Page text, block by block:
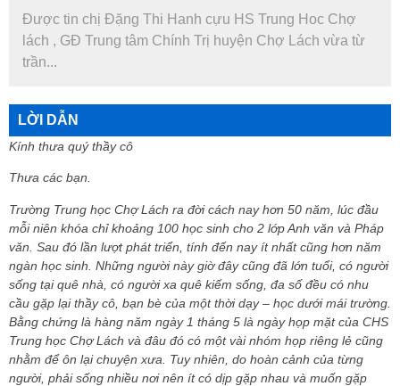
Được tin chị Đặng Thi Hanh cựu HS Trung Hoc Chợ
lách , GĐ Trung tâm Chính Trị huyện Chợ Lách vừa từ
trần...
LỜI DẪN
Kính thưa quý thầy cô
Thưa các bạn.
Trường Trung học Chợ Lách ra đời cách nay hơn 50 năm, lúc đầu
mỗi niên khóa chỉ khoảng 100 học sinh cho 2 lớp Anh văn và Pháp
văn. Sau đó lần lượt phát triển, tính đến nay ít nhất cũng hơn năm
ngàn học sinh. Những người này giờ đây cũng đã lớn tuổi, có người
sống tại quê nhà, có người xa quê kiếm sống, đa số đều có nhu
cầu gặp lại thầy cô, bạn bè của một thời dạy – học dưới mái trường.
Bằng chứng là hàng năm ngày 1 tháng 5 là ngày họp mặt của CHS
Trung học Chợ Lách và đâu đó có một vài nhóm họp riêng lẻ cũng
nhằm để ôn lại chuyện xưa. Tuy nhiên, do hoàn cảnh của từng
người, phải sống nhiều nơi nên ít có dịp gặp nhau và muốn gặp